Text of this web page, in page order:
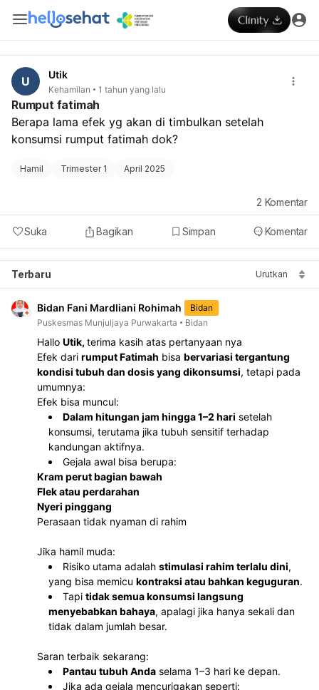
U Utik
Kehamilan 1 tahun yang lalu
Rumput fatimah
Berapa lama efek yg akan di timbulkan setelah
konsumsi rumput fatimah dok?
Hamil Trimester 1 April 2025
Suka Bagikan Simpan Komentar
2 Komentar
Terbaru Urutkan
Bidan Fani Mardliani Rohimah
Bidan
Puskesmas Munjuljaya Purwakarta
Bidan
Hallo Utik, terima kasih atas pertanyaan nya
Efek dari rumput Fatimah bisa bervariasi tergantung
kondisi tubuh dan dosis yang dikonsumsi, tetapi pada
umumnya:
Efek bisa muncul:
Dalam hitungan jam hingga 1–2 hari setelah
konsumsi, terutama jika tubuh sensitif terhadap
kandungan aktifnya.
Gejala awal bisa berupa:
Kram perut bagian bawah
Flek atau perdarahan
Nyeri pinggang
Perasaan tidak nyaman di rahim
Jika hamil muda:
Risiko utama adalah stimulasi rahim terlalu dini,
yang bisa memicu kontraksi atau bahkan keguguran.
Tapi tidak semua konsumsi langsung
menyebabkan bahaya, apalagi jika hanya sekali dan
tidak dalam jumlah besar.
Saran terbaik sekarang:
Pantau tubuh Anda selama 1–3 hari ke depan.
Jika ada gejala mencurigakan seperti: